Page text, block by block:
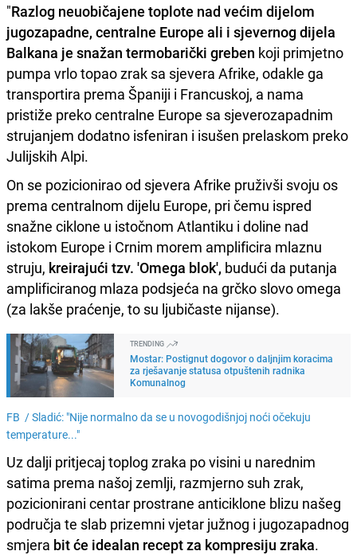
"Razlog neuobičajene toplote nad većim dijelom
jugozapadne, centralne Europe ali i sjevernog dijela
Balkana je snažan termobarički greben koji primjetno
pumpa vrlo topao zrak sa sjevera Afrike, odakle ga
transportira prema Španiji i Francuskoj, a nama
pristiže preko centralne Europe sa sjeverozapadnim
strujanjem dodatno isfeniran i isušen prelaskom preko
Julijskih Alpi.
On se pozicionirao od sjevera Afrike pruživši svoju os
prema centralnom dijelu Europe, pri čemu ispred
snažne ciklone u istočnom Atlantiku i doline nad
istokom Europe i Crnim morem amplificira mlaznu
struju, kreirajući tzv. 'Omega blok', budući da putanja
amplificiranog mlaza podsjeća na grčko slovo omega
(za lakše praćenje, to su ljubičaste nijanse).
TRENDING
Mostar: Postignut dogovor o daljnjim koracima
za rješavanje statusa otpuštenih radnika
Komunalnog
FB /Sladić: "Nije normalno da se u novogodišnjoj noći očekuju
temperature..."
Uz dalji pritjecaj toplog zraka po visini u narednim
satima prema našoj zemlji, razmjerno suh zrak,
pozicionirani centar prostrane anticiklone blizu našeg
područja te slab prizemni vjetar južnog i jugozapadnog
smjera bit će idealan recept za kompresiju zraka.